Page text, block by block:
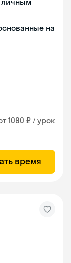
личным
на
1090 ₽ / урок
время